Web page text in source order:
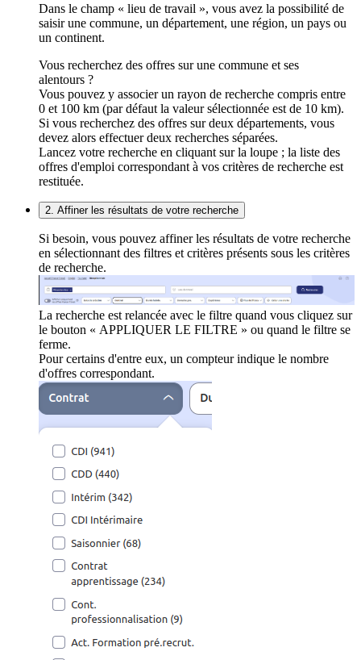
Dans le champ « lieu de travail », vous avez la possibilité de
saisir une commune, un département, une région, un pays ou
un continent.
Vous recherchez des offres sur une commune et ses
alentours ?
Vous pouvez y associer un rayon de recherche compris entre
0 et 100 km (par défaut la valeur sélectionnée est de 10 km).
Si vous recherchez des offres sur deux départements, vous
devez alors effectuer deux recherches séparées.
Lancez votre recherche en cliquant sur la loupe ; la liste des
offres d'emploi correspondant à vos critères de recherche est
restituée.
2. Affiner les résultats de votre recherche
Si besoin, vous pouvez affiner les résultats de votre recherche
en sélectionnant des filtres et critères présents sous les critères
de recherche.
La recherche est relancée avec le filtre quand vous cliquez sur
le bouton « APPLIQUER LE FILTRE » ou quand le filtre se
ferme.
Pour certains d'entre eux, un compteur indique le nombre
d'offres correspondant.